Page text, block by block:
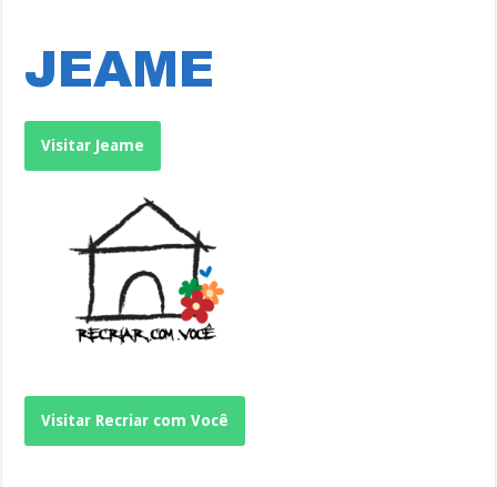
Visitar Jeame
Visitar Recriar com Você